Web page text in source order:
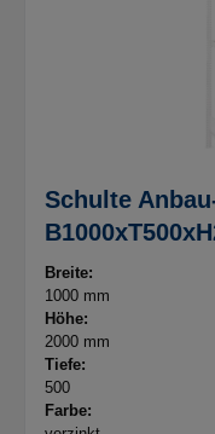
Schulte
Breite:
1000 mm
Höhe:
2000 mm
Tiefe:
500
Farbe: